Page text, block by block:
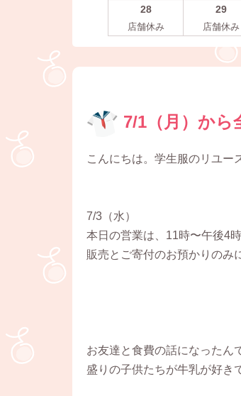
28
店舗休み
29
店舗休み
7/1（月）から
こんにちは。学生服のリユ
7/3（水）
本日の営業は、11時〜午後4時
販売とご寄付のお預かりのみ
お友達と食費の話になったん
盛りの子供たちが牛乳が好き